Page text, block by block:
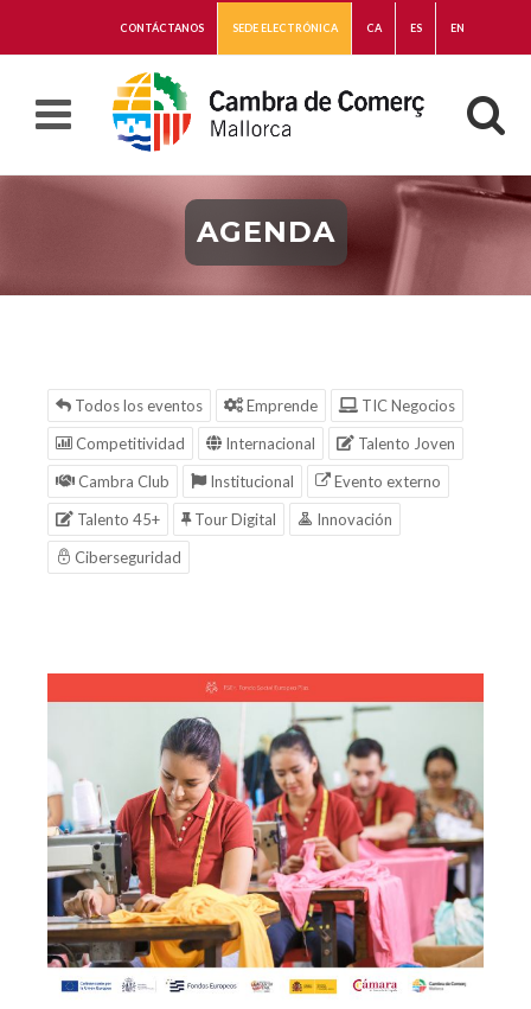
CONTÁCTANOS SEDE ELECTRÓNICA CA ES EN
AGENDA
Todos los eventos Emprende
TIC Negocios
Competitividad
Internacional
Talento Joven
Cambra Club
Institucional
Evento externo
Talento 45+
Tour Digital
Innovación
Ciberseguridad